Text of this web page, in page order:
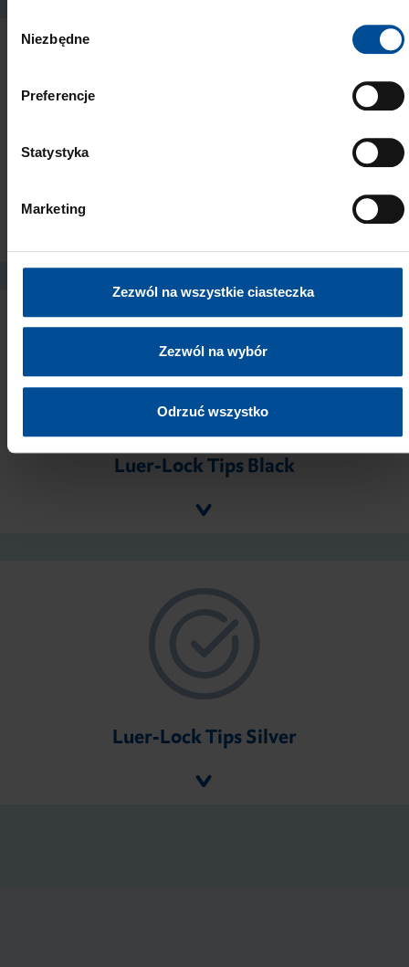
Niezbędne
Preferencje
Statystyka
Marketing
Zezwól na wszystkie ciasteczka
Zezwól na wybór
Odrzuć wszystko
Luer-Lock Tips Black
Luer-Lock Tips Silver